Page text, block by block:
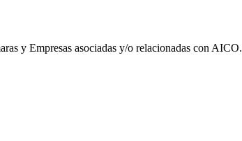
y Empresas asociadas y/o relacionadas con AICO.